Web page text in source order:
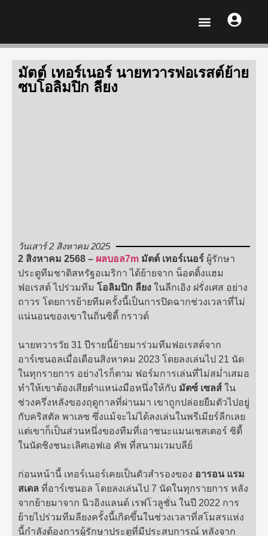
มัตต์ เทอร์เนอร์ นายทวารฟอเรสต์ย้าย
ซบโอลิมปิก ลียง
วันเสาร์ 2 สิงหาคม 2025
2 สิงหาคม 2568 – ผลบอล7m มัตต์ เทอร์เนอร์ ผู้รักษา
ประตูทีมชาติสหรัฐอเมริกา ได้ย้ายจาก น็อตติ้งแฮม
ฟอเรสต์ ไปร่วมทีม โอลิมปิก ลียง ในลีกเอิง ฝรั่งเศส อย่าง
ถาวร โดยการย้ายทีมครั้งนี้เป็นการปิดฉากช่วงเวลาที่ไม่
แน่นอนของเขาในถิ่นซิตี้ กราวด์
นายทวารวัย 31 ปีรายนี้ย้ายมาร่วมทีมฟอเรสต์จาก
อาร์เซนอลเมื่อเดือนสิงหาคม 2023 โดยลงเล่นไป 21 นัด
ในทุกรายการ อย่างไรก็ตาม ฟอร์มการเล่นที่ไม่สม่ำเสมอ
ทำให้เขาต้องเสียตำแหน่งมือหนึ่งให้กับ มัตซ์ เซลส์ ใน
ช่วงครึ่งหลังของฤดูกาลที่ผ่านมา เขาถูกปล่อยยืมตัวไปอยู่
กับคริสตัล พาเลซ ซึ่งแม้จะไม่ได้ลงเล่นในพรีเมียร์ลีกเลย
แต่เขาก็เป็นส่วนหนึ่งของทีมที่เอาชนะแมนเชสเตอร์ ซิตี้
ในนัดชิงชนะเลิศเอฟเอ คัพ ที่สนามเวมบลีย์
ก่อนหน้านี้ เทอร์เนอร์เคยเป็นตัวสำรองของ อารอน แรม
สเดล ที่อาร์เซนอล โดยลงเล่นไป 7 นัดในทุกรายการ หลัง
จากย้ายมาจาก นิวอิงแลนด์ เรฟโวลูชั่น ในปี 2022 การ
ย้ายไปร่วมทีมลียงครั้งนี้เกิดขึ้นในช่วงเวลาที่สโมสรแห่ง
นี้กำลังต้องการผู้รักษาประตูที่มีประสบการณ์ หลังจาก